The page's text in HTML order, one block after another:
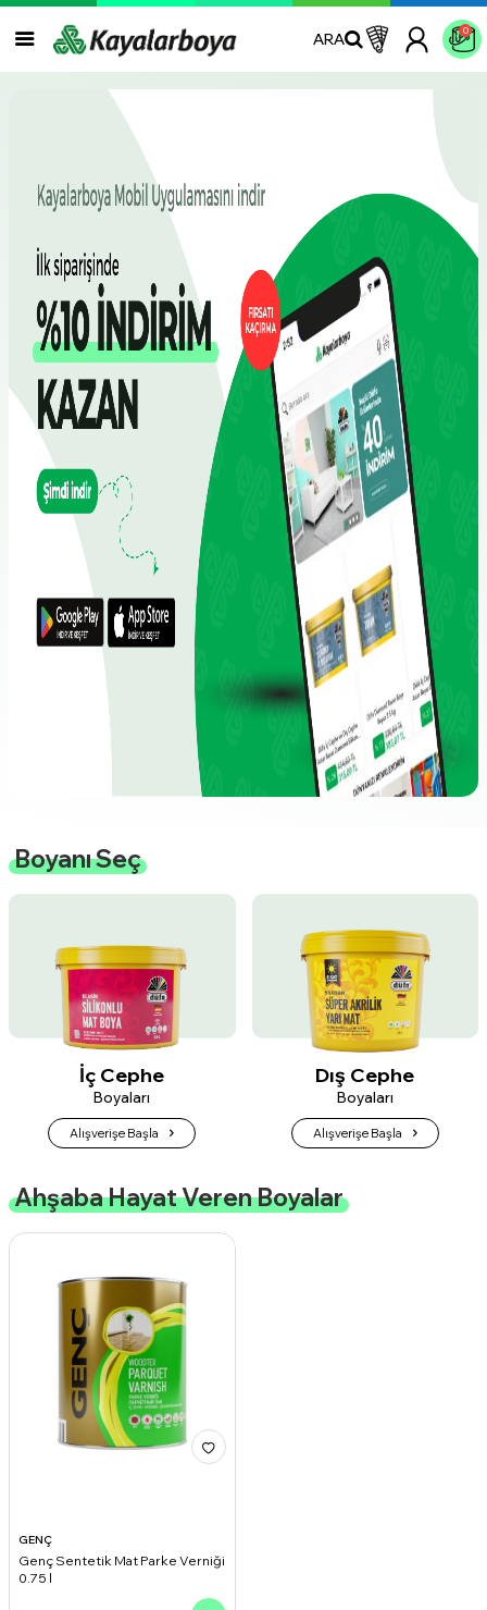
ARA 0
Boyanı Seç
İç Cephe
Boyaları
Alışverişe Başla
Dış Cephe
Boyaları
Alışverişe Başla
Ahşaba Hayat Veren Boyalar
GENÇ
Genç Sentetik Mat Parke Verniği
0.75 l